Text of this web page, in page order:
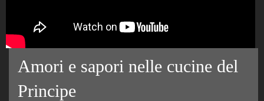
Amori e sapori nelle cucine del
Principe